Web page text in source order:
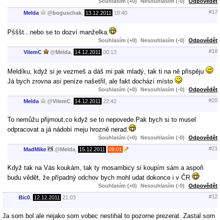
Melda @boguschak 13.12.2011 19:40 #17
Pšššt...nebo se to dozví manželka.
Souhlasím (+0) Nesouhlasím (-0) Odpovědět
VilemC @Melda 14.12.2011 00:13 #18
Meldíku, když si je vezmeš a dáš mi pak mladý, tak ti na ně přispěju
Já bych zrovna asi peníze našetřil, ale fakt dochází místo
Souhlasím (+0) Nesouhlasím (-0) Odpovědět
Melda @VilemC 14.12.2011 22:42 #20
To nemůžu přijmout,co když se to nepovede.Pak bych si to musel
odpracovat a já nádobí meju hrozně nerad.
Souhlasím (+0) Nesouhlasím (-0) Odpovědět
MadMike @Melda 15.12.2011 09:01 #21
Když tak na Vás koukám, tak ty mosambicy si koupím sám a aspoň
budu vědět, že případný odchov bych mohl udat dokonce i v ČR
Souhlasím (+0) Nesouhlasím (-0) Odpovědět
Bic0 12.12.2011 21:03 #12
Ja som bol ale nejako som vobec nestihal to pozorne prezerat. Zastal som